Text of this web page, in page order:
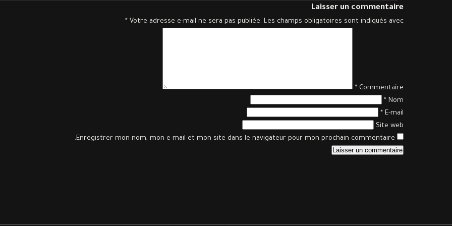
Laisser un commentaire
Votre adresse e-mail ne sera pas publiée. Les champs obligatoires sont indiqués avec
*
Commentaire
*
Nom
*
E-mail
*
Site web
Enregistrer mon nom, mon e-mail et mon site dans le navigateur pour mon prochain commentaire.